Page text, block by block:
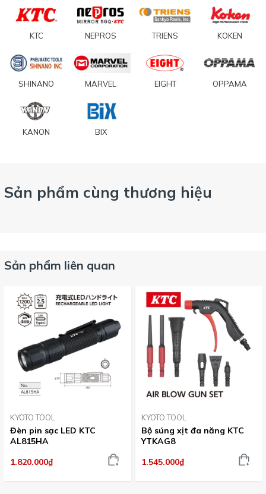
KTC NEPROS TRIENS KOKEN
SHINANO MARVEL EIGHT OPPAMA
KANON BIX
Sản phẩm cùng thương hiệu
Sản phẩm liên quan
KYOTO TOOL
Đèn pin sạc LED KTC
AL815HA
1.820.000₫
KYOTO TOOL
Bộ súng xịt đa năng KTC
YTKAG8
1.545.000₫